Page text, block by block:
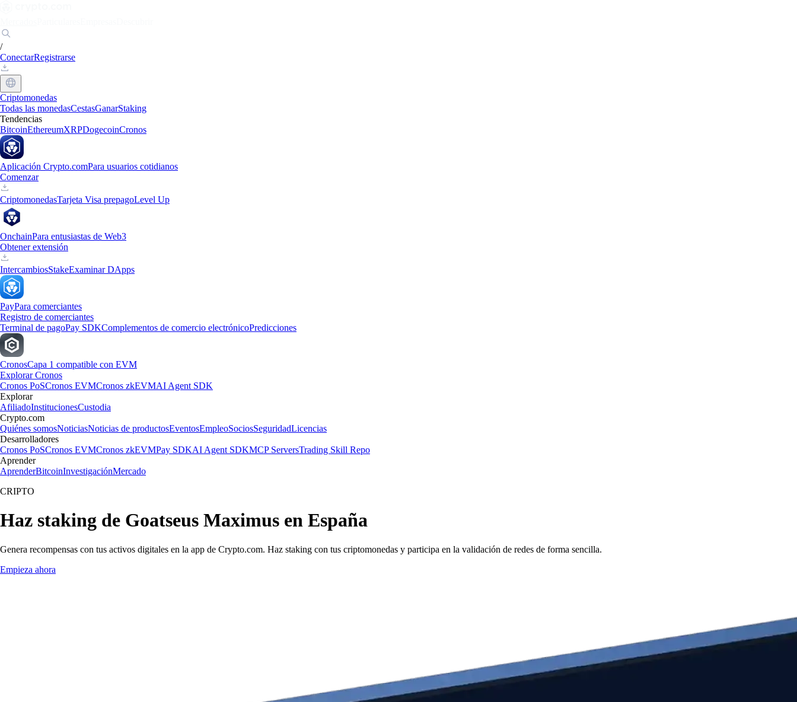
/
ConectarRegistrarse
Criptomonedas
Todas las monedasCestasGanarStaking
Tendencias
BitcoinEthereumXRPDogecoinCronos
Aplicación Crypto.comPara usuarios cotidianos
Comenzar
CriptomonedasTarjeta Visa prepagoLevel Up
OnchainPara entusiastas de Web3
Obtener extensión
IntercambiosStakeExaminar DApps
PayPara comerciantes
Registro de comerciantes
Terminal de pagoPay SDKComplementos de comercio electrónicoPredicciones
CronosCapa 1 compatible con EVM
Explorar Cronos
Cronos PoSCronos EVMCronos zkEVMAI Agent SDK
Explorar
AfiliadoInstitucionesCustodia
Crypto.com
Quiénes somosNoticiasNoticias de productosEventosEmpleoSociosSeguridadLicencias
Desarrolladores
Cronos PoSCronos EVMCronos zkEVMPay SDKAI Agent SDKMCP ServersTrading Skill Repo
Aprender
AprenderBitcoinInvestigaciónMercado
CRIPTO
Haz staking de Goatseus Maximus en España
Genera recompensas con tus activos digitales en la app de Crypto.com. Haz staking con tus criptomonedas y participa en la validación de redes de forma sencilla.
Empieza ahora